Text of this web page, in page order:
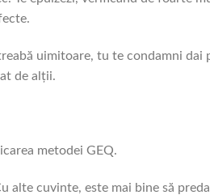
uimitoare, tu te condamni dai
de alții.
metodei GEQ.
alte cuvinte, este mai bine să